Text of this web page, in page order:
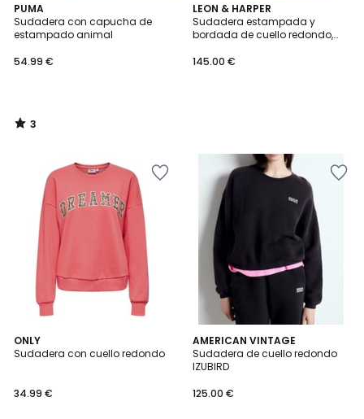
PUMA
Sudadera con capucha de
estampado animal
54.99 €
3
/
5
3
/
LEON & HARPER
Sudadera estampada y
bordada de cuello redondo,
145.00 €
ONLY
Sudadera con cuello redondo
34.99 €
4,7
/ 5
AMERICAN VINTAGE
Sudadera de cuello redondo
IZUBIRD
125.00 €